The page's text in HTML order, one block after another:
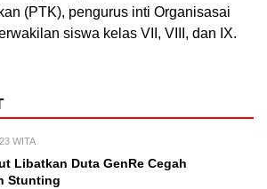
(PTK), pengurus inti Organisasai
siswa kelas VII, VIII, dan IX.
WITA
Libatkan Duta GenRe Cegah
Stunting